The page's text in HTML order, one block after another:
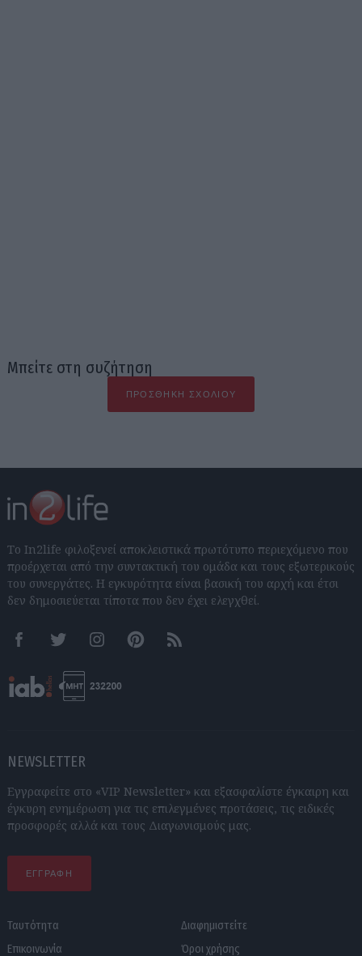
Μπείτε στη συζήτηση
ΠΡΟΣΘΉΚΗ ΣΧΟΛΊΟΥ
Το In2life φιλοξενεί αποκλειστικά πρωτότυπο περιεχόμενο που
προέρχεται από την συντακτική του ομάδα και τους εξωτερικούς
του συνεργάτες. Η εγκυρότητα είναι βασική του αρχή και έτσι
δεν δημοσιεύεται τίποτα που δεν έχει ελεγχθεί.
FacebookTwitter InstagramPinterestRSS feeds
NEWSLETTER
Εγγραφείτε στο «VIP Newsletter» και εξασφαλίστε έγκαιρη και
έγκυρη ενημέρωση για τις επιλεγμένες προτάσεις, τις ειδικές
προσφορές αλλά και τους Διαγωνισμούς μας.
ΕΓΓΡΑΦΗ
Ταυτότητα
Επικοινωνία
Διαφημιστείτε
Όροι χρήσης